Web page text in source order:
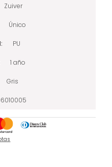
Zuiver
Único
PU
1 año
Gris